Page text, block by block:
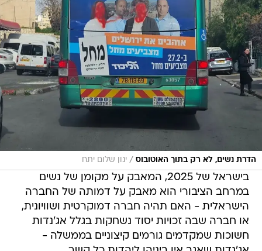
הדרת נשים, לא רק בתוך האוטובוס / ינון שלום יתח
בישראל של 2025, המאבק על מקומן של נשים
במרחב הציבורי הוא מאבק על דמותה של החברה
הישראלית - האם תהיה חברה דמוקרטית ושוויונית,
או חברה שבה זכויות יסוד נשחקות בגלל אג'נדות
חשוכות שמקדמים גורמים קיצוניים בממשלה -